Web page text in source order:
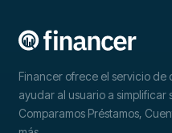
Financer ofrece el servicio
ayudar al usuario a simplificar
Comparamos Préstamos,